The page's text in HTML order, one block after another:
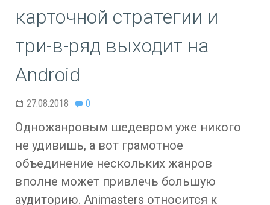
карточной стратегии и
три-в-ряд выходит на
Android
27.08.2018 0
Одножанровым шедевром уже никого
не удивишь, а вот грамотное
объединение нескольких жанров
вполне может привлечь большую
аудиторию. Animasters относится к